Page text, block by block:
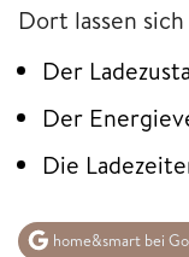
Dort lassen sich
Der
Der
Die
home&smart bei